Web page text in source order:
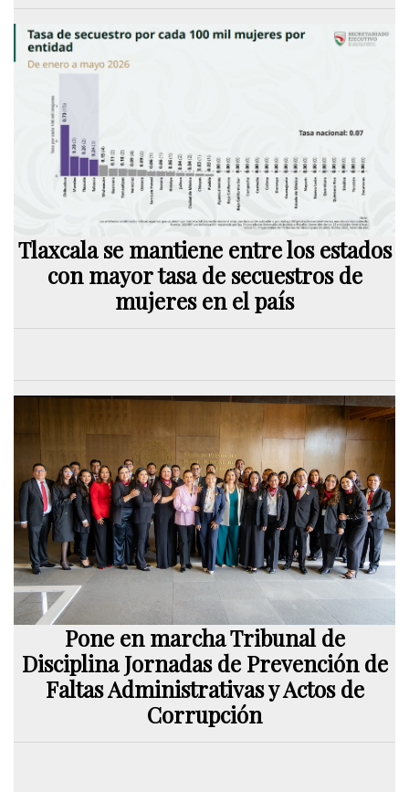
Tlaxcala se mantiene entre los estados
con mayor tasa de secuestros de
mujeres en el país
Pone en marcha Tribunal de
Disciplina Jornadas de Prevención de
Faltas Administrativas y Actos de
Corrupción